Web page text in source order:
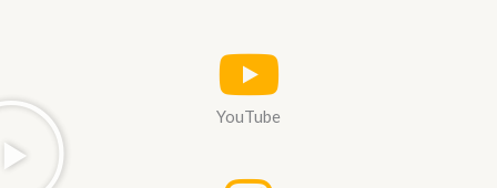
YouTube